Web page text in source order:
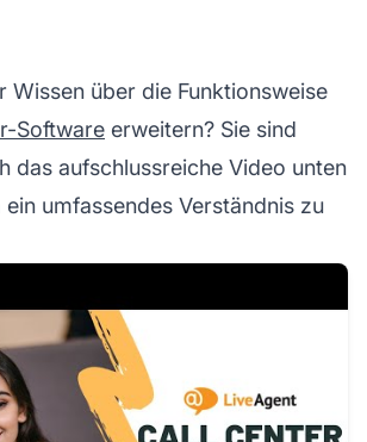
Wissen über die Funktionsweise
Software erweitern? Sie sind
das aufschlussreiche Video unten
ein umfassendes Verständnis zu